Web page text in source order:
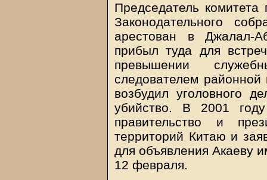
Председатель
Законодательного
арестован в Джалал-
прибыл туда для
превышении
следователем районной
возбудил уголовного
убийство. В 2001 году
правительство и
территорий Китаю и
для объявления Акаеву
12 февраля.